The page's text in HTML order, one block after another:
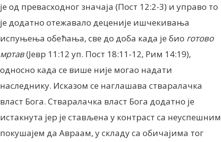
је од превасходног значаја (Пост 12:2-3) и управо то
је додатно отежавало деценије ишчекивања
испуњења обећања, све до доба када је био готово
мртав(Јевр 11:12 уп. Пост 18:11-12, Рим 14:19),
односно када се више није могао надати
наследнику. Исказом се наглашава стваралачка
власт Бога. Стваралачка власт Бога додатно је
истакнута јер је стављена у контраст са неуспешним
покушајем да Авраам, у складу са обичајима тог